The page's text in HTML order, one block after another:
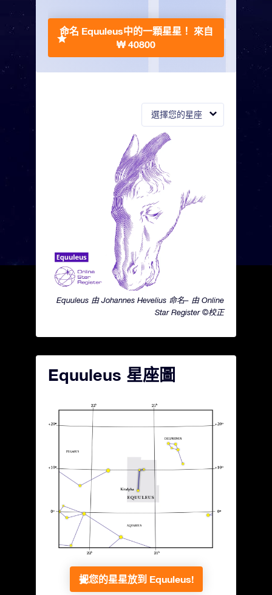
選擇您的星座
Equuleus 由 Johannes Hevelius 命名– 由 Online
Star Register ©校正
命名 Equuleus中的一顆星星！ 來自
₩ 40800
Equuleus 星座圖
把您的星星放到 Equuleus!